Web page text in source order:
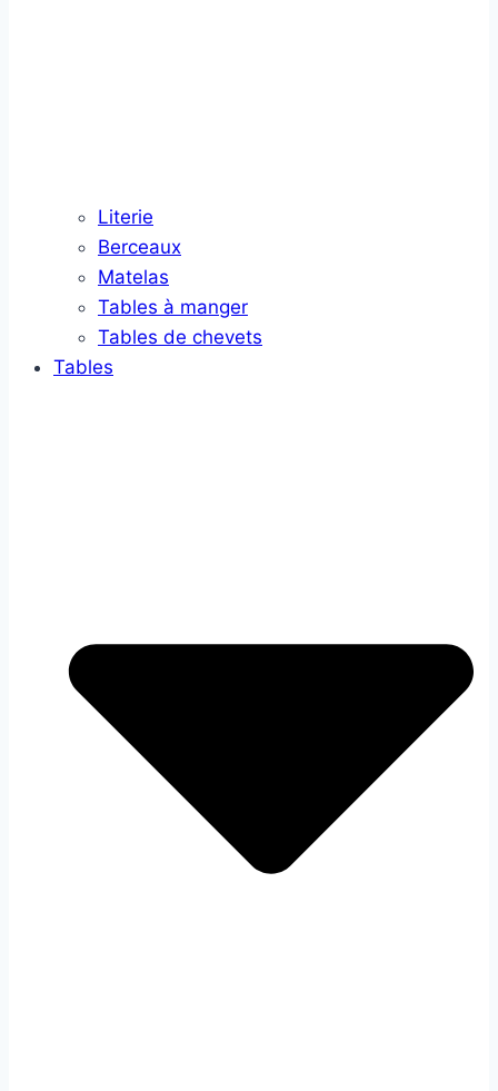
Literie
Berceaux
Matelas
Tables à manger
Tables de chevets
Tables